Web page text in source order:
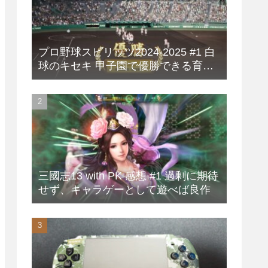
プロ野球スピリッツ2024-2025 #1 白
球のキセキ 甲子園で優勝できる育成
方法
三國志13 with PK 感想 #1 過剰に期待
せず、キャラゲーとして遊べば良作